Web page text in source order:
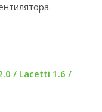
/ Lacetti 1.6 /